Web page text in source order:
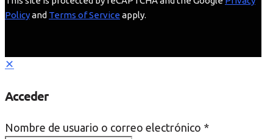
Policyand Terms of Serviceapply.
✕
Acceder
Nombre de usuario o correo electrónico *